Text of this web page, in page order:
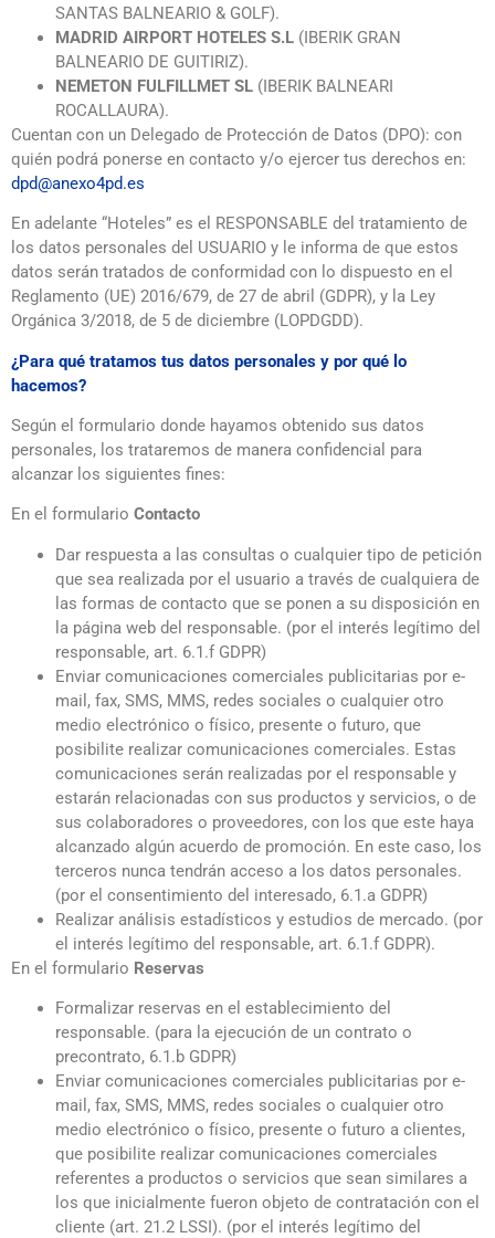
SANTAS BALNEARIO & GOLF).
MADRID AIRPORT HOTELES S.L (IBERIK GRAN
BALNEARIO DE GUITIRIZ).
NEMETON FULFILLMET SL (IBERIK BALNEARI
ROCALLAURA).
Cuentan con un Delegado de Protección de Datos (DPO): con
quién podrá ponerse en contacto y/o ejercer tus derechos en:
dpd@anexo4pd.es
En adelante “Hoteles” es el RESPONSABLE del tratamiento de
los datos personales del USUARIO y le informa de que estos
datos serán tratados de conformidad con lo dispuesto en el
Reglamento (UE) 2016/679, de 27 de abril (GDPR), y la Ley
Orgánica 3/2018, de 5 de diciembre (LOPDGDD).
¿Para qué tratamos tus datos personales y por qué lo
hacemos?
Según el formulario donde hayamos obtenido sus datos
personales, los trataremos de manera confidencial para
alcanzar los siguientes fines:
En el formulario Contacto
Dar respuesta a las consultas o cualquier tipo de petición
que sea realizada por el usuario a través de cualquiera de
las formas de contacto que se ponen a su disposición en
la página web del responsable. (por el interés legítimo del
responsable, art. 6.1.f GDPR)
Enviar comunicaciones comerciales publicitarias por e-
mail, fax, SMS, MMS, redes sociales o cualquier otro
medio electrónico o físico, presente o futuro, que
posibilite realizar comunicaciones comerciales. Estas
comunicaciones serán realizadas por el responsable y
estarán relacionadas con sus productos y servicios, o de
sus colaboradores o proveedores, con los que este haya
alcanzado algún acuerdo de promoción. En este caso, los
terceros nunca tendrán acceso a los datos personales.
(por el consentimiento del interesado, 6.1.a GDPR)
Realizar análisis estadísticos y estudios de mercado. (por
el interés legítimo del responsable, art. 6.1.f GDPR).
En el formulario Reservas
Formalizar reservas en el establecimiento del
responsable. (para la ejecución de un contrato o
precontrato, 6.1.b GDPR)
Enviar comunicaciones comerciales publicitarias por e-
mail, fax, SMS, MMS, redes sociales o cualquier otro
medio electrónico o físico, presente o futuro a clientes,
que posibilite realizar comunicaciones comerciales
referentes a productos o servicios que sean similares a
los que inicialmente fueron objeto de contratación con el
cliente (art. 21.2 LSSI). (por el interés legítimo del